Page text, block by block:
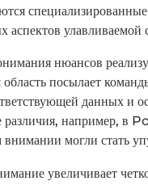
аспектов улавливаемой
нюансов
посылает
данных и
различия, например, в
внимании могли стать
увеличивает